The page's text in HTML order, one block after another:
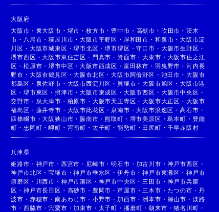
大阪府
大阪市 ・ 東大阪市 ・ 堺市 ・枚方市 ・ 豊中市 ・ 高槻市 ・ 吹田市 ・ 茨木
市 ・ 八尾市 ・寝屋川市 ・大阪市平野区 ・ 岸和田市 ・ 和泉市 ・大阪市淀
川区 ・ 大阪市城東区 ・堺市北区 ・堺市堺区 ・守口市 ・ 大阪市生野区 ・
堺市西区 ・大阪市東住吉区 ・ 門真市 ・箕面市 ・大東市 ・ 大阪市住之江
区 ・松原市 ・堺市中区 ・大阪市西成区 ・ 富田林市 ・ 羽曳野市 ・ 河内長
野市 ・ 大阪市鶴見区 ・大阪市北区 ・大阪市阿倍野区 ・ 池田市 ・ 大阪市
都島区 ・ 泉佐野市 ・ 大阪市西淀川区 ・ 貝塚市 ・大阪市旭区 ・大阪市港
区 ・堺市東区 ・摂津市 ・大阪市東成区 ・ 大阪市西区 ・ 大阪市中央区 ・
交野市 ・ 泉大津市 ・ 柏原市 ・ 大阪市天王寺区 ・大阪市大正区 ・ 大阪市
福島区 ・ 藤井寺市 ・ 大阪市此花区 ・ 泉南市 ・大阪市浪速区 ・高石市 ・
四條畷市 ・大阪狭山市 ・阪南市 ・熊取町 ・ 堺市美原区 ・島本町 ・ 豊能
町 ・ 忠岡町 ・岬町 ・ 河南町 ・ 太子町 ・能勢町 ・ 田尻町 ・ 千早赤阪村
兵庫県
姫路市 ・ 神戸市 ・ 西宮市 ・ 尼崎市 ・明石市 ・ 加古川市 ・ 神戸市西区 ・
神戸市北区 ・宝塚市 ・神戸市垂水区 ・伊丹市 ・神戸市東灘区 ・ 神戸市
須磨区 ・ 川西市 ・ 神戸市灘区 ・ 神戸市中央区 ・ 三田市 ・ 神戸市兵庫
区 ・神戸市長田区 ・ 高砂市 ・ 豊岡市 ・芦屋市 ・ 三木市 ・ たつの市 ・ 丹
波市 ・ 赤穂市 ・南あわじ市 ・ 小野市 ・加西市 ・洲本市 ・ 篠山市 ・ 淡路
市 ・西脇市 ・宍粟市 ・加東市 ・ 太子町 ・ 播磨町 ・朝来市 ・猪名川町 ・